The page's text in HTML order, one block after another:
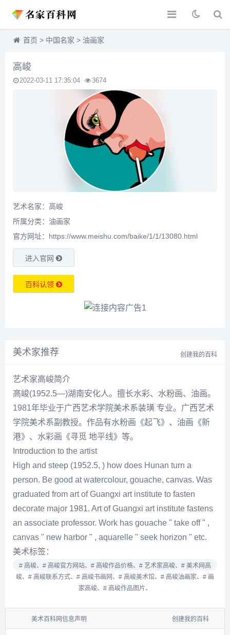
首页 > 中国名家 > 油画家
高峻
2022-03-11 17:35:04 3674
艺术名家：高峻
所属分类： 油画家
官方网址：https://www.meishu.com/baike/1/1/13080.html
进入官网
百科认领
美术家推荐 创建我的百科
艺术家高峻简介
高峻(1952.5—)湖南安化人。擅长水彩、水粉画、油画。
1981年毕业于广西艺术学院美术系装璜 专业。广西艺术
学院美术系副教授。作品有水粉画《起飞》、油画《新
港》、水彩画《寻觅 地平线》等。
Introduction to the artist
High and steep (1952.5, ) how does Hunan turn a
person. Be good at watercolour, gouache, canvas. Was
graduated from art of Guangxi art institute to fasten
decorate major 1981. Art of Guangxi art institute fastens
an associate professor. Work has gouache " take off " ,
canvas " new harbor " , aquarelle " seek horizon " etc.
美术标签：
# 高峻、 # 高峻官方网站、 # 高峻作品价格、 # 艺术家高峻、 # 美术网高
峻、 # 高峻联系方式、 # 高峻书画网、 # 高峻美术馆、 # 高峻油画家、 # 画
家高峻、 # 高峻作品图片、
美术百科网信息声明 创建我的百科